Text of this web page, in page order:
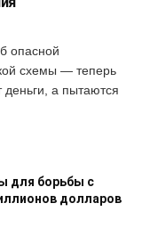
опасной
схемы — теперь
а пытаются
для борьбы с
долларов